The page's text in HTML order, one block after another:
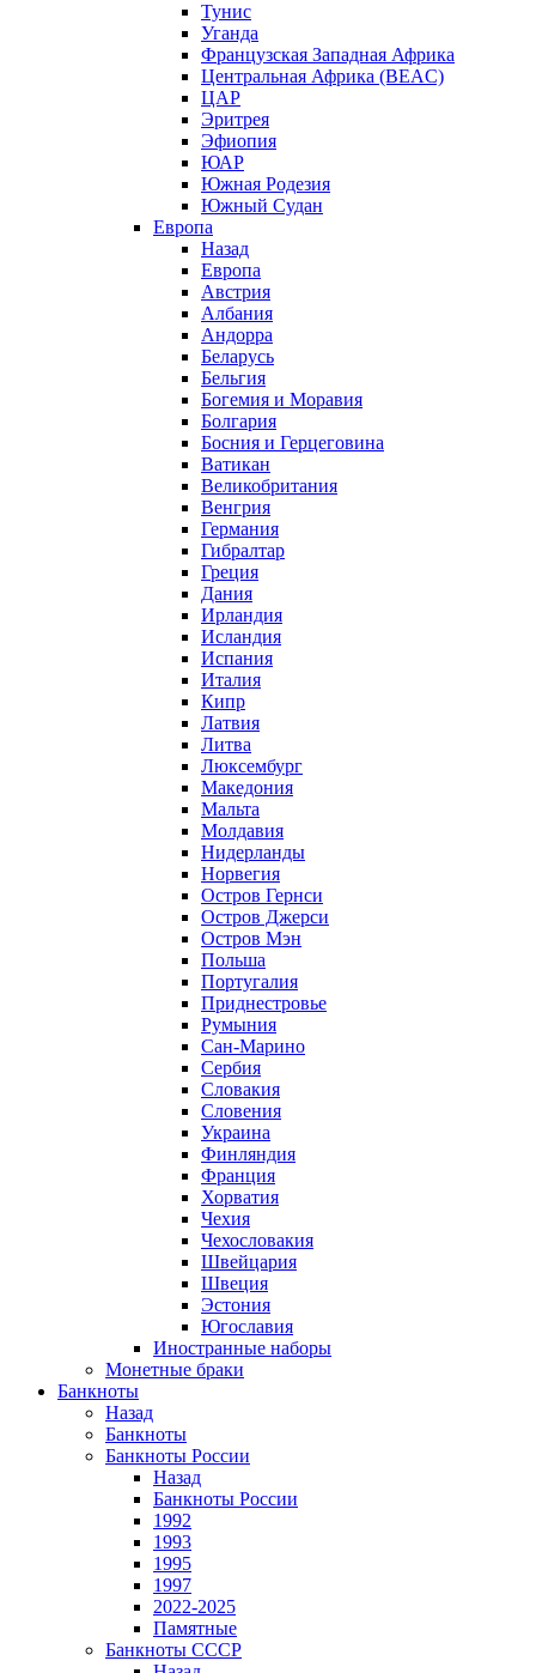
Тунис
Уганда
Французская Западная Африка
Центральная Африка (BEAC)
ЦАР
Эритрея
Эфиопия
ЮАР
Южная Родезия
Южный Судан
Европа
Назад
Европа
Австрия
Албания
Андорра
Беларусь
Бельгия
Богемия и Моравия
Болгария
Босния и Герцеговина
Ватикан
Великобритания
Венгрия
Германия
Гибралтар
Греция
Дания
Ирландия
Исландия
Испания
Италия
Кипр
Латвия
Литва
Люксембург
Македония
Мальта
Молдавия
Нидерланды
Норвегия
Остров Гернси
Остров Джерси
Остров Мэн
Польша
Португалия
Приднестровье
Румыния
Сан-Марино
Сербия
Словакия
Словения
Украина
Финляндия
Франция
Хорватия
Чехия
Чехословакия
Швейцария
Швеция
Эстония
Югославия
Иностранные наборы
Монетные браки
Банкноты
Назад
Банкноты
Банкноты России
Назад
Банкноты России
1992
1993
1995
1997
2022-2025
Памятные
Банкноты СССР